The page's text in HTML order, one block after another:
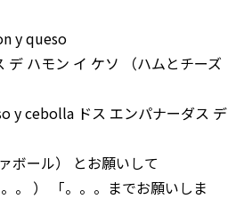
y queso
デ ハモン イ ケソ （ハムとチーズ
y cebolla ドス エンパナーダス デ
ボール） とお願いして
。 ） 「。。。までお願いしま